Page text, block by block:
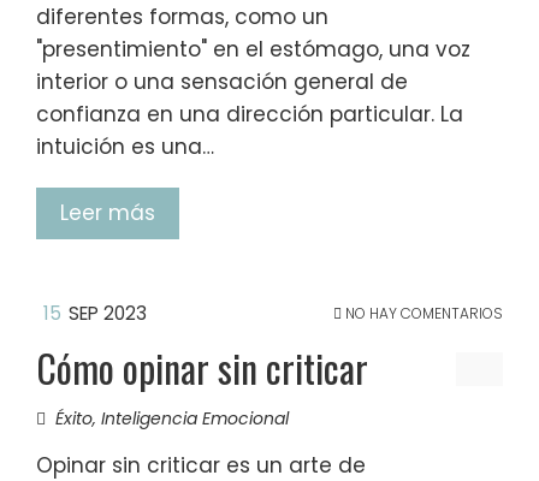
diferentes formas, como un
"presentimiento" en el estómago, una voz
interior o una sensación general de
confianza en una dirección particular. La
intuición es una…
Leer más
15 SEP 2023 NO HAY COMENTARIOS
Cómo opinar sin criticar
Éxito, Inteligencia Emocional
Opinar sin criticar es un arte de